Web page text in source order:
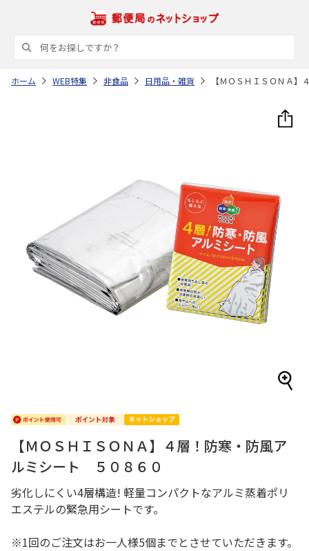
ホーム WEB特集 非食品 日用品・雑貨 【ＭＯＳＨＩＳＯＮＡ
【ＭＯＳＨＩＳＯＮＡ】４層！防寒・防風ア
ルミシート ５０８６０
劣化しにくい4層構造! 軽量コンパクトなアルミ蒸着ポリ
エステルの緊急用シートです。
※1回のご注文はお一人様5個までとさせていただきます。